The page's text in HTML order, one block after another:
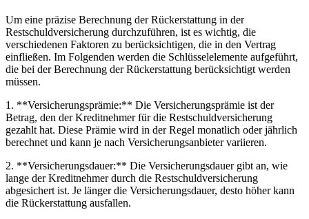
Um eine präzise Berechnung‌ der Rückerstattung‌ in der⁤
Restschuldversicherung durchzuführen, ist es ⁢wichtig, die
verschiedenen Faktoren zu berücksichtigen,⁢ die in den Vertrag
einfließen. Im Folgenden werden die Schlüsselelemente ‌aufgeführt,
die ‍bei‍ der Berechnung der Rückerstattung⁤ berücksichtigt werden
‍müssen.
1. **Versicherungsprämie:** ‌Die‌ Versicherungsprämie ist‌ der
Betrag, den der​ Kreditnehmer für die⁤ Restschuldversicherung
gezahlt hat. Diese Prämie wird in der Regel monatlich ⁤oder jährlich⁢
berechnet ⁣und kann je nach‍ Versicherungsanbieter variieren.
2. **Versicherungsdauer:** Die ​Versicherungsdauer gibt ⁢an, wie
lange ⁤der Kreditnehmer durch die Restschuldversicherung
abgesichert ist.⁢ Je⁢ länger die Versicherungsdauer, ⁢desto höher kann
die⁤ Rückerstattung ausfallen.